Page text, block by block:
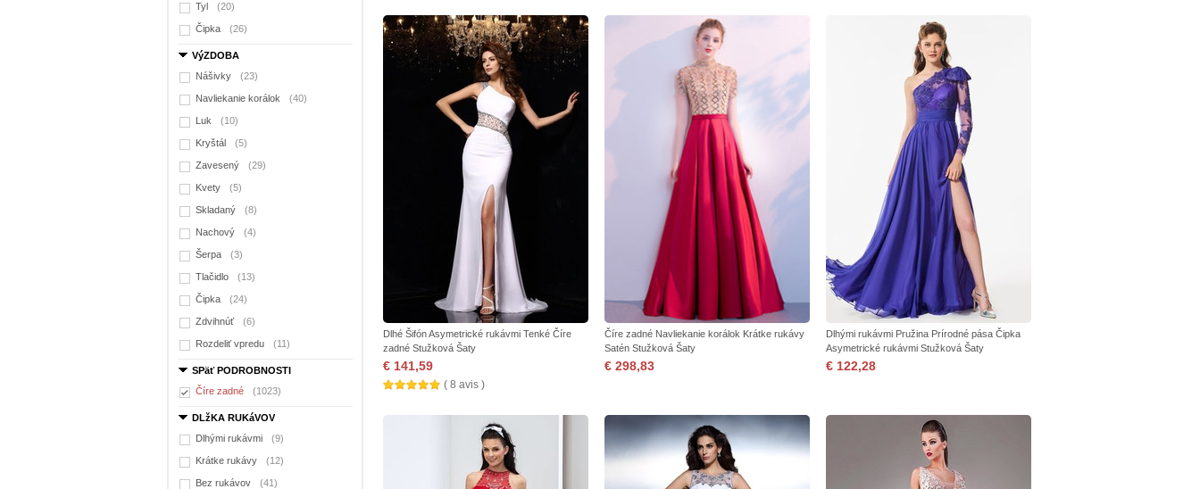
Tyl (20)
Čipka (26)
VýZDOBA
Nášivky
(23)
Navliekanie korálok (40)
Luk (10)
Kryštál (5)
Zavesený (29)
Kvety (5)
Skladaný (8)
Nachový (4)
Šerpa (3)
Tlačidlo (13)
Čipka (24)
Zdvihnúť (6)
Rozdeliť vpredu (11)
SPäť PODROBNOSTI
Číre zadné
(1023)
DLžKA RUKáVOV
Dlhými rukávmi
(9)
Krátke rukávy (12)
Bez rukávov (41)
Dlhé Šifón Asymetrické rukávmi Tenké Číre
zadné Stužková Šaty
€ 141,59
( 8 avis )
Číre zadné Navliekanie korálok Krátke rukávy
Satén Stužková Šaty
€ 298,83
Dlhými rukávmi Pružina Prírodné pása Čipka
Asymetrické rukávmi Stužková Šaty
€ 122,28